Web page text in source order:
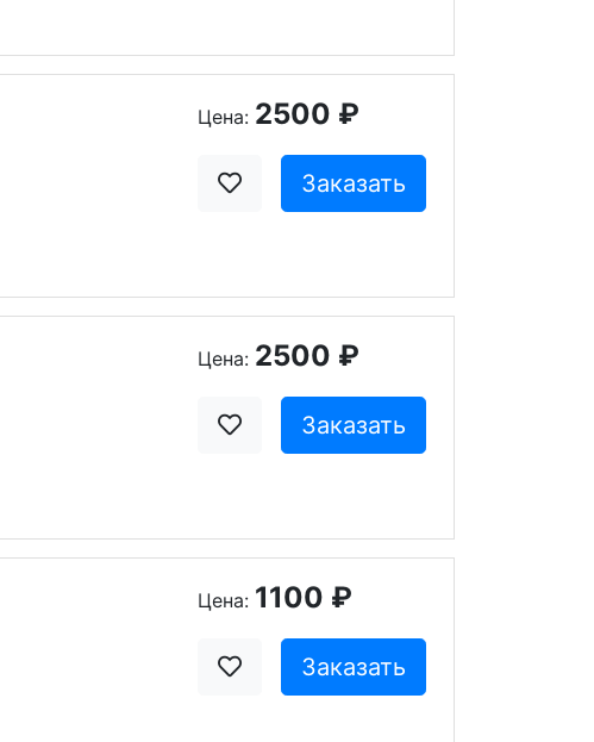
Цена: 2500 ₽
Заказать
Цена: 2500 ₽
Заказать
Цена: 1100 ₽
Заказать